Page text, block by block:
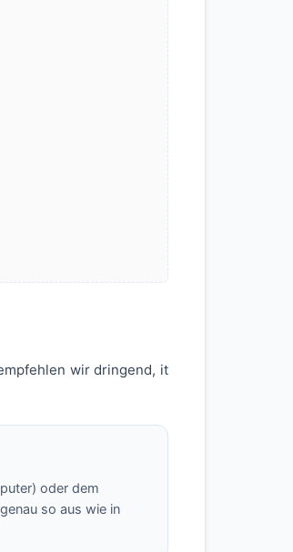
wir dringend, it
oder dem
so aus wie in